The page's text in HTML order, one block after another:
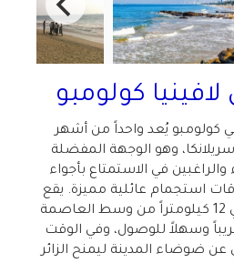
كولومبو
كولومبو يُعد واحداً من أشهر
وهو الوجهة المفضلة
في الاستمتاع بأجواء
استجمام عائلية مميزة. يقع
الشاطئ على بُعد حوالي 12 كيلومتراً من وسط العاصمة
وسهلاً للوصول، وفي الوقت
عن ضوضاء المدينة ليمنح الزائر